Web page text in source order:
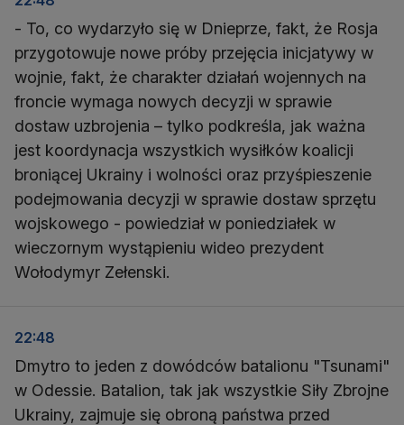
- To, co wydarzyło się w Dnieprze, fakt, że Rosja
przygotowuje nowe próby przejęcia inicjatywy w
wojnie, fakt, że charakter działań wojennych na
froncie wymaga nowych decyzji w sprawie
dostaw uzbrojenia – tylko podkreśla, jak ważna
jest koordynacja wszystkich wysiłków koalicji
broniącej Ukrainy i wolności oraz przyśpieszenie
podejmowania decyzji w sprawie dostaw sprzętu
wojskowego - powiedział w poniedziałek w
wieczornym wystąpieniu wideo prezydent
Wołodymyr Zełenski.
22:48
Dmytro to jeden z dowódców batalionu "Tsunami"
w Odessie. Batalion, tak jak wszystkie Siły Zbrojne
Ukrainy, zajmuje się obroną państwa przed